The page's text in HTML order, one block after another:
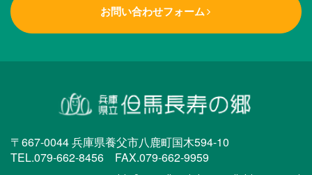
お問い合わせフォーム
〒667-0044 兵庫県養父市八鹿町国木594-10
TEL.079-662-8456 FAX.079-662-9959